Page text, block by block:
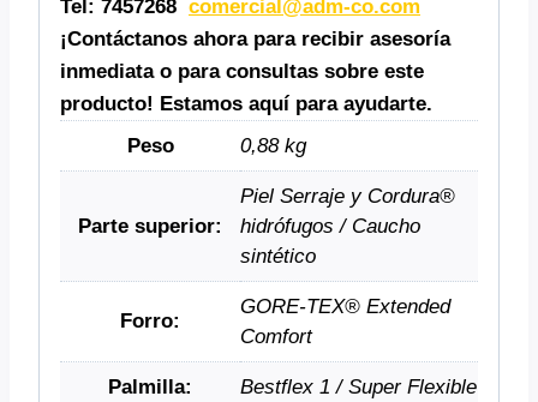
Tel: 7457268 comercial@adm-co.com
¡Contáctanos ahora para recibir asesoría
inmediata o para consultas sobre este
producto! Estamos aquí para ayudarte.
Peso
0,88 kg
Parte superior:
Piel Serraje y Cordura®
hidrófugos / Caucho
sintético
Forro:
GORE-TEX® Extended
Comfort
Palmilla: Bestflex 1 / Super Flexible